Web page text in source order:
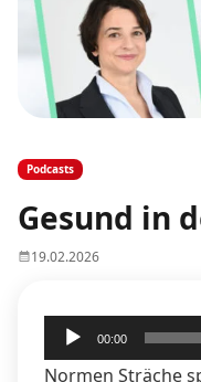
Podcasts
Gesund in
19.02.2026
Audio-
Player
00:00
Normen Sträche